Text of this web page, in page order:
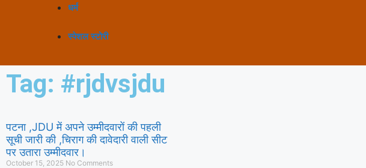
धर्म
स्पेशल स्टोरी
Tag: #rjdvsjdu
पटना ,JDU में अपने उम्मीदवारों की पहली
सूची जारी की ,चिराग की दावेदारी वाली सीट
पर उतारा उम्मीदवार।
October 15, 2025 No Comments